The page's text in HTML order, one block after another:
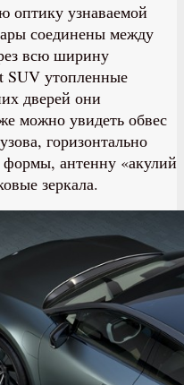
оптику узнаваемой
соединены между
всю ширину
SUV утопленные
дверей они
можно увидеть обвес
горизонтально
антенну «акулий
зеркала.